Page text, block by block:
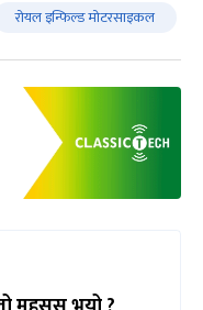
रोयल इन्फिल्ड मोटरसाइकल